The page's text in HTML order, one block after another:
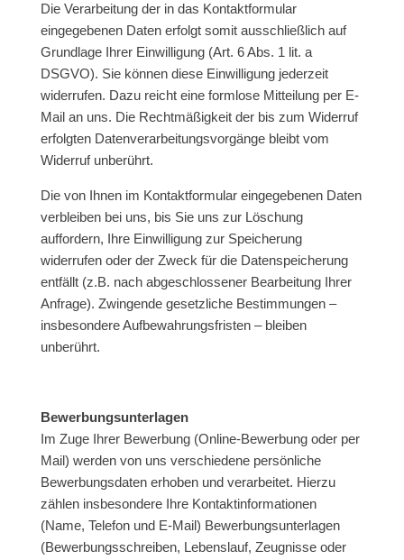
Die Verarbeitung der in das Kontaktformular
eingegebenen Daten erfolgt somit ausschließlich auf
Grundlage Ihrer Einwilligung (Art. 6 Abs. 1 lit. a
DSGVO). Sie können diese Einwilligung jederzeit
widerrufen. Dazu reicht eine formlose Mitteilung per E-
Mail an uns. Die Rechtmäßigkeit der bis zum Widerruf
erfolgten Datenverarbeitungsvorgänge bleibt vom
Widerruf unberührt.
Die von Ihnen im Kontaktformular eingegebenen Daten
verbleiben bei uns, bis Sie uns zur Löschung
auffordern, Ihre Einwilligung zur Speicherung
widerrufen oder der Zweck für die Datenspeicherung
entfällt (z.B. nach abgeschlossener Bearbeitung Ihrer
Anfrage). Zwingende gesetzliche Bestimmungen –
insbesondere Aufbewahrungsfristen – bleiben
unberührt.
Bewerbungsunterlagen
Im Zuge Ihrer Bewerbung (Online-Bewerbung oder per
Mail) werden von uns verschiedene persönliche
Bewerbungsdaten erhoben und verarbeitet. Hierzu
zählen insbesondere Ihre Kontaktinformationen
(Name, Telefon und E-Mail) Bewerbungsunterlagen
(Bewerbungsschreiben, Lebenslauf, Zeugnisse oder